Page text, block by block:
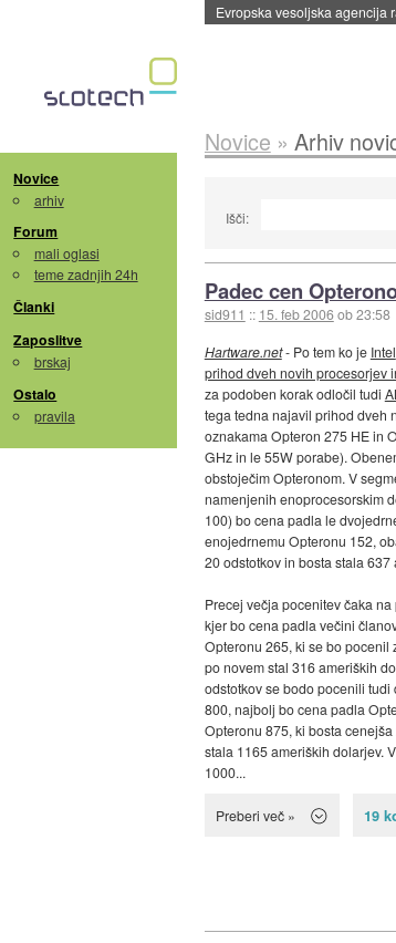
Evropska vesoljska agencija
Novice
arhiv
Forum
mali oglasi
teme zadnjih 24h
Članki
Zaposlitve
brskaj
Ostalo
pravila
Novice » Arhiv
Išči:
Padec cen
sid911 :: 15. feb 2006ob 23:58
Hartware.net- Po tem ko je Intel
prihod dveh novih procesorjev
za podoben korak odločil tudi
tega tedna najavil prihod dveh
oznakama Opteron 275 HE in
GHz in le 55W porabe).
obstoječim Opteronom. V
namenjenih enoprocesorskim
100) bo cena padla le
enojedrnemu Opteronu 152,
20 odstotkov in bosta stala 637
Precej večja pocenitev čaka
kjer bo cena padla večini
Opteronu 265, ki se bo pocenil
po novem stal 316 ameriških
odstotkov se bodo pocenili
800, najbolj bo cena padla
Opteronu 875, ki bosta
stala 1165 ameriških dolarjev.
1000...
Preberi več » 19